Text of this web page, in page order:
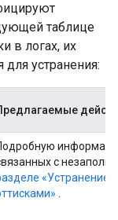
таблице
в логах, их
устранения:
с
«Устранение